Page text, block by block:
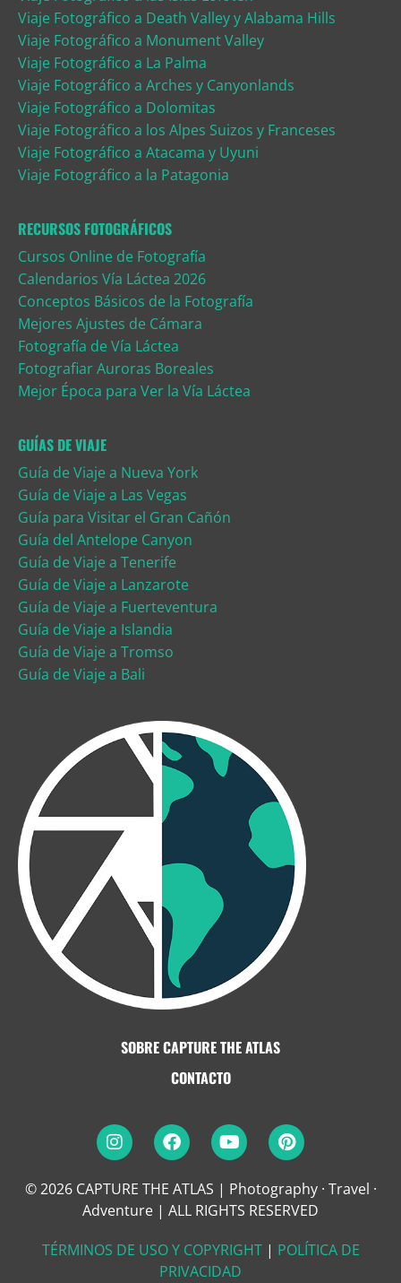
Viaje Fotográfico a Death Valley y Alabama Hills
Viaje Fotográfico a Monument Valley
Viaje Fotográfico a La Palma
Viaje Fotográfico a Arches y Canyonlands
Viaje Fotográfico a Dolomitas
Viaje Fotográfico a los Alpes Suizos y Franceses
Viaje Fotográfico a Atacama y Uyuni
Viaje Fotográfico a la Patagonia
RECURSOS FOTOGRÁFICOS
Cursos Online de Fotografía
Calendarios Vía Láctea 2026
Conceptos Básicos de la Fotografía
Mejores Ajustes de Cámara
Fotografía de Vía Láctea
Fotografiar Auroras Boreales
Mejor Época para Ver la Vía Láctea
GUÍAS DE VIAJE
Guía de Viaje a Nueva York
Guía de Viaje a Las Vegas
Guía para Visitar el Gran Cañón
Guía del Antelope Canyon
Guía de Viaje a Tenerife
Guía de Viaje a Lanzarote
Guía de Viaje a Fuerteventura
Guía de Viaje a Islandia
Guía de Viaje a Tromso
Guía de Viaje a Bali
SOBRE CAPTURE THE ATLAS
CONTACTO
© 2026 CAPTURE THE ATLAS | Photography · Travel ·
Adventure | ALL RIGHTS RESERVED
TÉRMINOS DE USO Y COPYRIGHT | POLÍTICA DE
PRIVACIDAD